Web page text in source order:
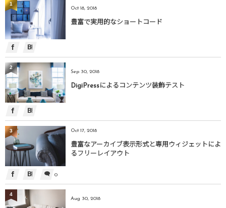
Oct 18, 2018
豊富で実用的なショートコード
1
Sep 30, 2018
DigiPressによるコンテンツ装飾テスト
2
Oct 17, 2018
豊富なアーカイブ表示形式と専用ウィジェットによ
るフリーレイアウト
0
3
Aug 30, 2018
4